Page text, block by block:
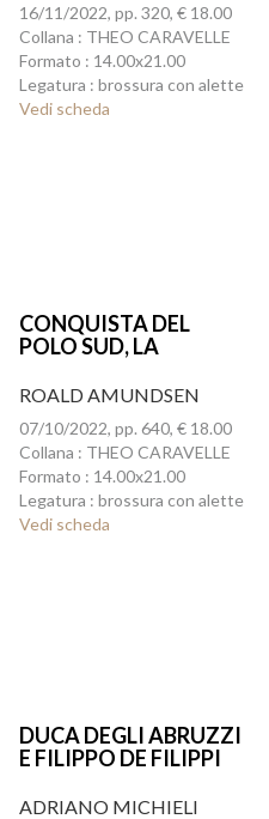
16/11/2022, pp. 320, € 18.00
Collana : THEO CARAVELLE
Formato : 14.00x21.00
Legatura : brossura con alette
Vedi scheda
CONQUISTA DEL
POLO SUD, LA
ROALD AMUNDSEN
07/10/2022, pp. 640, € 18.00
Collana : THEO CARAVELLE
Formato : 14.00x21.00
Legatura : brossura con alette
Vedi scheda
DUCA DEGLI ABRUZZI
E FILIPPO DE FILIPPI
ADRIANO MICHIELI